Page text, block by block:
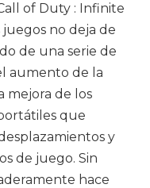
of Duty : Infinite
no deja de
de una serie de
aumento de la
mejora de los
que
y
de juego. Sin
hace